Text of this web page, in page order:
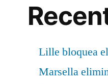
Lille bloquea
Marsella